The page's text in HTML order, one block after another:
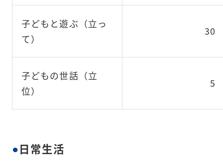
子どもと遊ぶ（立っ
て）
30
子どもの世話（立
位）
5
日常生活